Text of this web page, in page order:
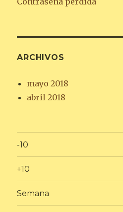
ARCHIVOS
mayo 2018
abril 2018
-10
+10
Semana